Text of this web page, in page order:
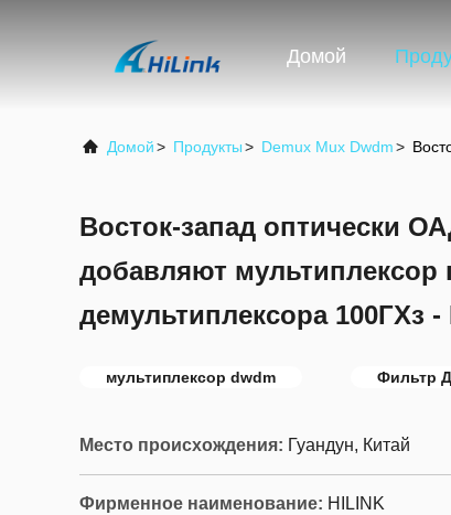
Домой
Домой> Продукты> Demux Mux Dwdm>
Восток-запад оптически
добавляют мультиплексор
демультиплексора 100ГХз -
мультиплексор dwdm Фильтр
Место происхождения: Гуандун, Китай
Фирменное наименование: HILINK